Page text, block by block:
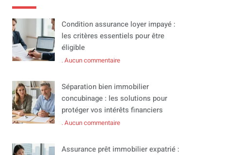
Condition assurance loyer impayé :
les critères essentiels pour être
éligible
Aucun commentaire
Séparation bien immobilier
concubinage : les solutions pour
protéger vos intérêts financiers
Aucun commentaire
Assurance prêt immobilier expatrié :